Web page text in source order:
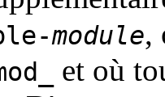
module,
et où